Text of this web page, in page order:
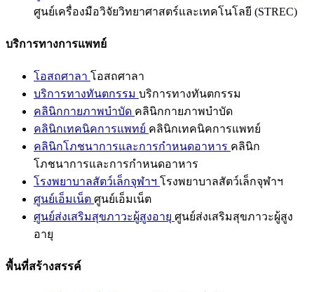
ศูนย์เครื่องมือวิจัยวิทยาศาสตร์และเทคโนโลยี (STREC)
บริการทางการแพทย์
โอสถศาลา โอสถศาลา
บริการทางทันตกรรม บริการทางทันตกรรม
คลินิกกายภาพบำบัด คลินิกกายภาพบำบัด
คลินิกเทคนิคการแพทย์ คลินิกเทคนิคการแพทย์
คลินิกโภชนาการและการกำหนดอาหาร คลินิก
โภชนาการและการกำหนดอาหาร
โรงพยาบาลสัตว์เล็กจุฬาฯ โรงพยาบาลสัตว์เล็กจุฬาฯ
ศูนย์เอ็มเน็ต ศูนย์เอ็มเน็ต
ศูนย์ส่งเสริมสุขภาวะผู้สูงอายุ ศูนย์ส่งเสริมสุขภาวะผู้สูง
อายุ
พื้นที่สร้างสรรค์